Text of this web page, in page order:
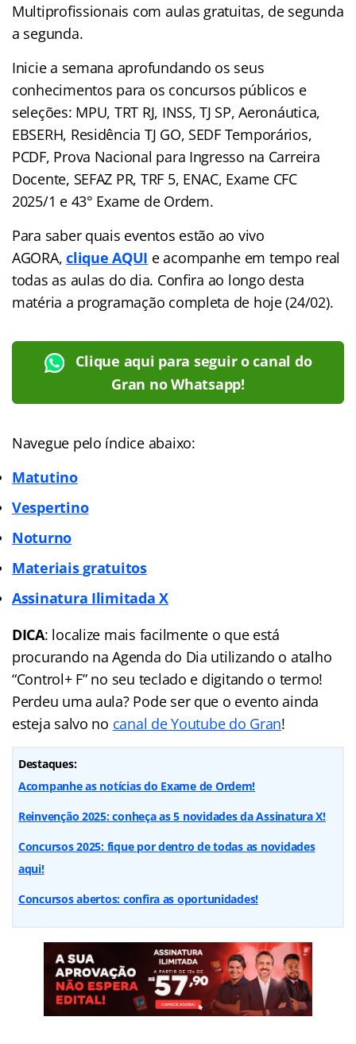
Multiprofissionais com aulas gratuitas, de segunda
a segunda.
Inicie a semana aprofundando os seus
conhecimentos para os concursos públicos e
seleções: MPU, TRT RJ, INSS, TJ SP, Aeronáutica,
EBSERH, Residência TJ GO, SEDF Temporários,
PCDF, Prova Nacional para Ingresso na Carreira
Docente, SEFAZ PR, TRF 5, ENAC, Exame CFC
2025/1 e 43° Exame de Ordem.
Para saber quais eventos estão ao vivo
AGORA,clique AQUI e acompanhe em tempo real
todas as aulas do dia. Confira ao longo desta
matéria a programação completa de hoje (24/02).
Clique aqui para seguir o canal do
Gran no Whatsapp!
Navegue pelo índice abaixo:
Matutino
Vespertino
Noturno
Materiais gratuitos
Assinatura Ilimitada X
DICA: localize mais facilmente o que está
procurando na Agenda do Dia utilizando o atalho
“Control+ F” no seu teclado e digitando o termo!
Perdeu uma aula? Pode ser que o evento ainda
esteja salvo no canal de Youtube do Gran!
Destaques:
Acompanhe as notícias do Exame de Ordem!
Reinvenção 2025: conheça as 5 novidades da Assinatura X!
Concursos 2025: fique por dentro de todas as novidades
aqui!
Concursos abertos: confira as oportunidades!